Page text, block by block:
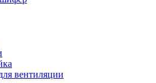
вентиляции